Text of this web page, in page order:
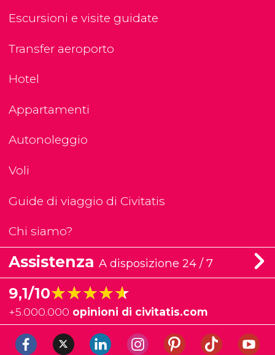
Escursioni e visite guidate
Transfer aeroporto
Hotel
Appartamenti
Autonoleggio
Voli
Guide di viaggio di Civitatis
Chi siamo?
Assistenza A disposizione 24 / 7
9,1/10★★★★★
★★★★★
+5.000.000 opinioni di civitatis.com